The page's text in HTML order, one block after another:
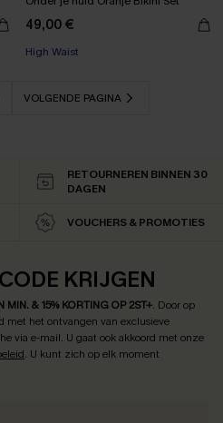
49,00 €
High Waist
VOLGENDE PAGINA
RETOURNEREN BINNEN 30
DAGEN
VOUCHERS & PROMOTIES
KRIJGEN
MIN. & 15% KORTING OP 2ST+. Door op
met het ontvangen van exclusieve
via e-mail. U gaat ook akkoord met onze
. U kunt zich op elk moment